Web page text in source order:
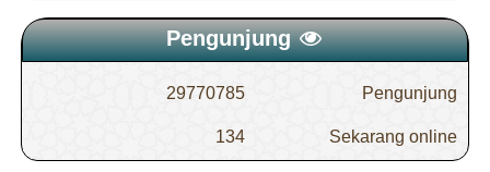
Pengunjung
Pengunjung
29770785
Sekarang online
134